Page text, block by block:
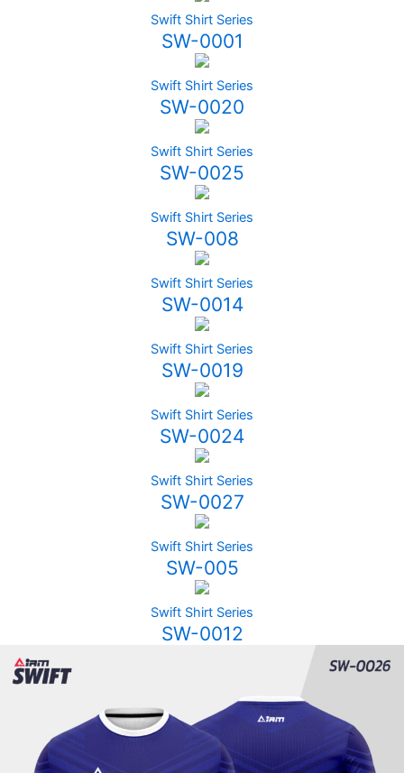
Swift Shirt Series
SW-0001
Swift Shirt Series
SW-0020
Swift Shirt Series
SW-0025
Swift Shirt Series
SW-008
Swift Shirt Series
SW-0014
Swift Shirt Series
SW-0019
Swift Shirt Series
SW-0024
Swift Shirt Series
SW-0027
Swift Shirt Series
SW-005
Swift Shirt Series
SW-0012